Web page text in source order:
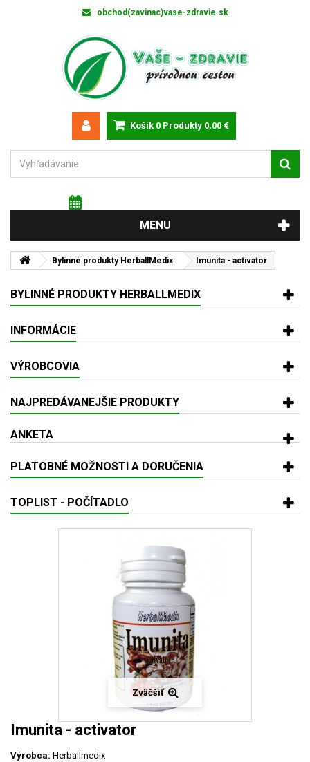
obchod(zavinac)vase-zdravie.sk
Košík 0 Produkty 0,00 €
MENU
Bylinné produkty HerballMedix Imunita - activator
BYLINNÉ PRODUKTY HERBALLMEDIX
INFORMÁCIE
VÝROBCOVIA
NAJPREDÁVANEJŠIE PRODUKTY
ANKETA
PLATOBNÉ MOŽNOSTI A DORUČENIA
TOPLIST - POČÍTADLO
Zväčšiť
Imunita - activator
Výrobca: Herballmedix